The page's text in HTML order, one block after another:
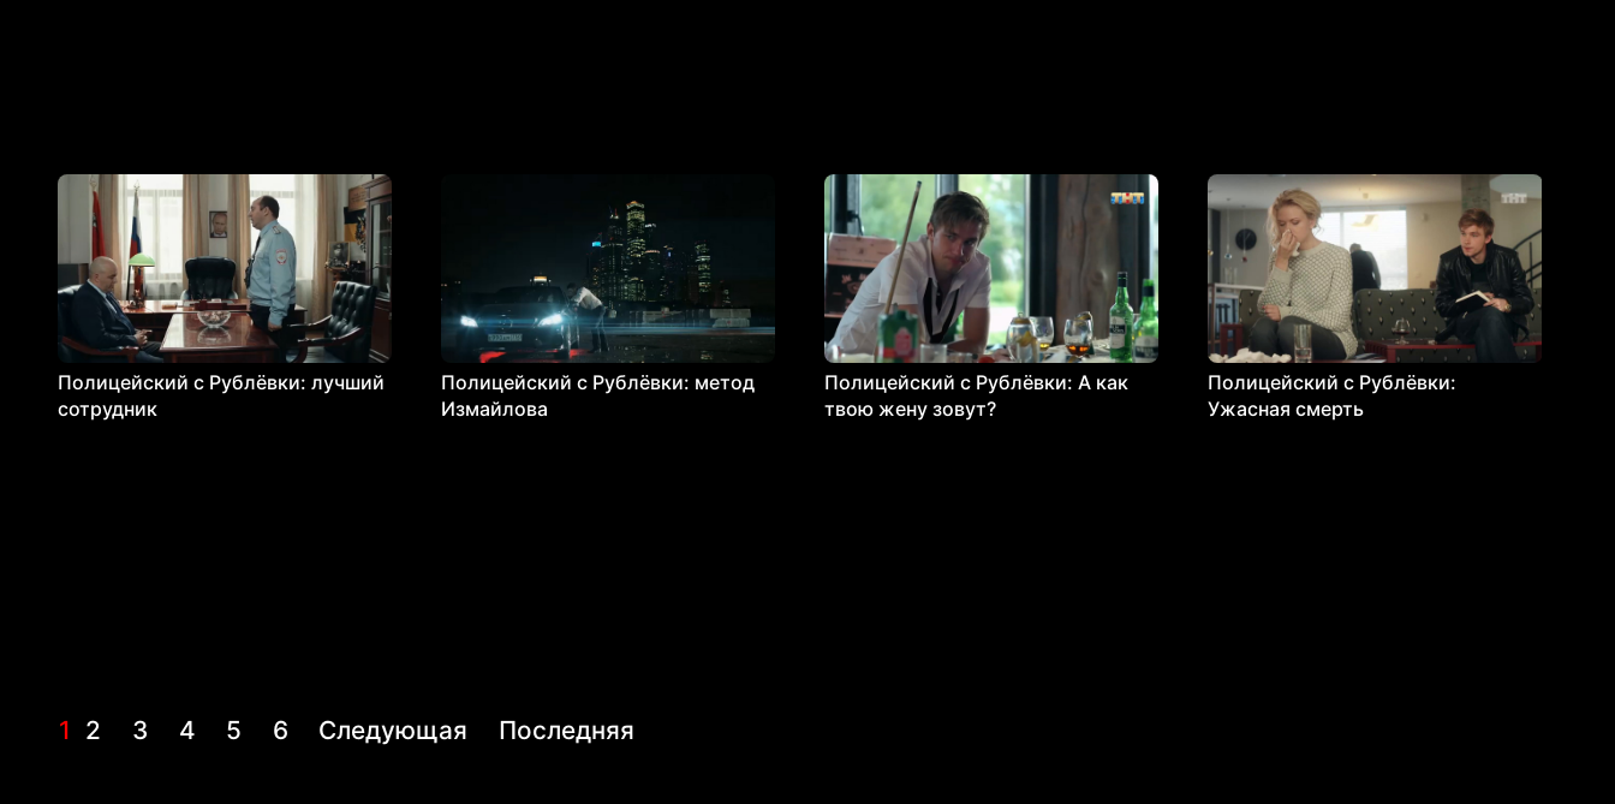
Полицейский с Рублёвки: лучший
сотрудник
Полицейский с Рублёвки: метод
Измайлова
Полицейский с Рублёвки: А как
твою жену зовут?
Полицейский с Рублёвки:
Ужасная смерть
1 2 3 4 5 6 Следующая Последняя